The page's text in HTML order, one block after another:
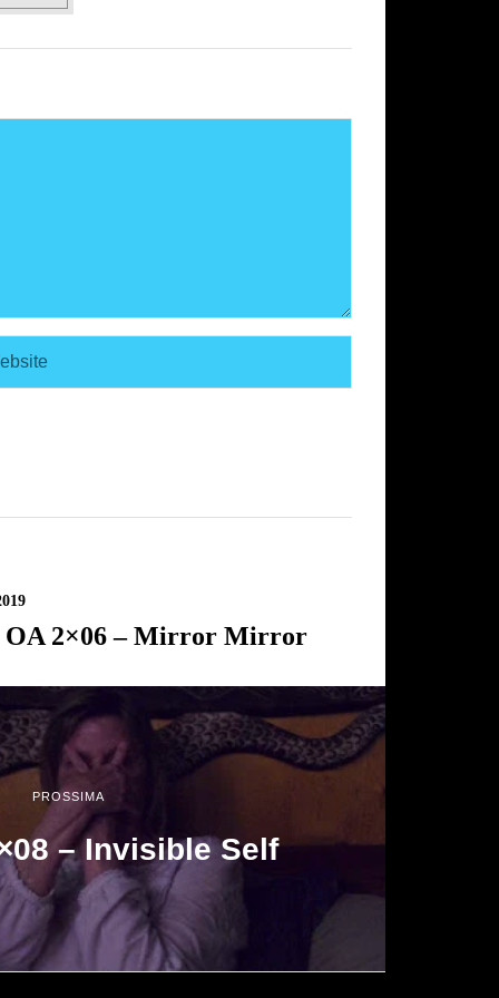
OA 2×06 – Mirror Mirror
PROSSIMA
– Invisible Self